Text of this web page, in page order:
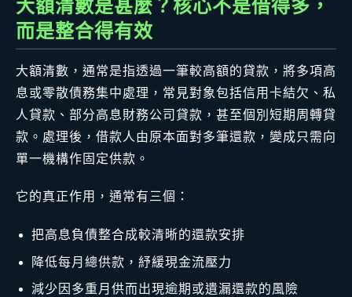
大額清數是甚麼？核心不是借得多，
而是整合得有效
大額清數，通常是指透過一筆較高額的貸款，將多項高
息或零散債務集中處理，常見對象包括信用卡結欠、私
人貸款、部分高息財務公司貸款，甚至個別短期周轉貸
款。處理後，借款人由原本面對多筆還款，變成只需向
單一機構作固定供款。
它的真正作用，通常有三個：
把高息負債整合成較清晰的還款安排
降低每月總供款，紓緩現金流壓力
減少因多重月供而出現逾期或遺漏還款的風險